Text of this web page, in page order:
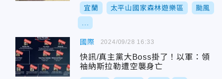
宜蘭 太平山國家森林遊樂區 颱風
國際
快訊/真主黨大Boss掛了！以軍：領
袖納斯拉勒遭空襲身亡
2024/09/28 16:33